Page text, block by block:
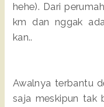
hehe). Dari
km dan nggak
kan..
Awalnya terbantu
saja meskipun tak